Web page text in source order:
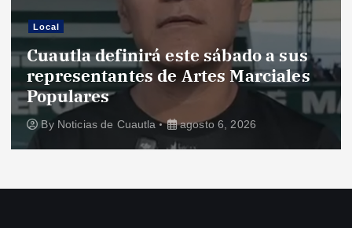
Local
Cuautla definirá este sábado a sus
representantes de Artes Marciales
Populares
By Noticias de Cuautla agosto 6, 2026